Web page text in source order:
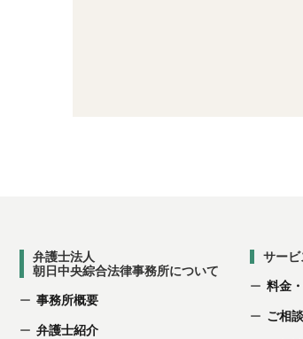
弁護士法人
朝日中央綜合法律事務所について
事務所概要
弁護士紹介
サー
料金
ご相